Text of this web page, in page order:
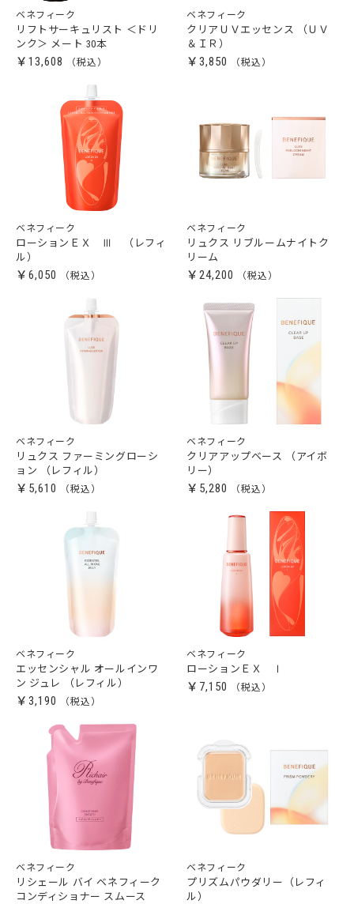
ベネフィーク
リフトサーキュリスト ＜ドリ
ンク＞ メート 30本
￥13,608
ベネフィーク
クリアＵＶエッセンス （ＵＶ
＆ＩＲ）
￥3,850
ベネフィーク
ローションＥＸ Ⅲ （レフィ
ル）
￥6,050
ベネフィーク
リュクス リブルームナイトク
リーム
￥24,200
ベネフィーク
リュクス ファーミングローシ
ョン （レフィル）
￥5,610
ベネフィーク
クリアアップベース （アイボ
リー）
￥5,280
ベネフィーク
エッセンシャル オールインワ
ン ジュレ （レフィル）
￥3,190
ベネフィーク
ローションＥＸ Ⅰ
￥7,150
ベネフィーク
リシェール バイ ベネフィーク
コンディショナー スムース
ベネフィーク
プリズムパウダリー（レフィ
ル）